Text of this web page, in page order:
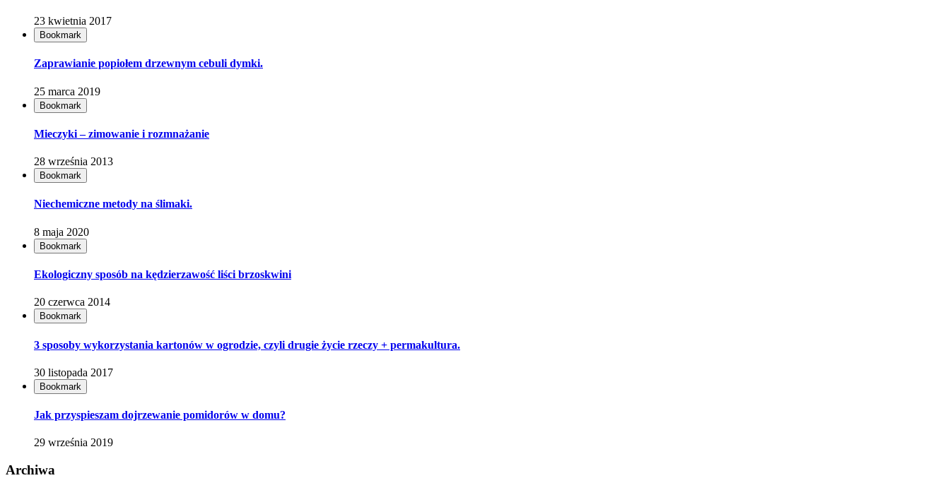
23 kwietnia 2017
Bookmark
Zaprawianie popiołem drzewnym cebuli dymki.
25 marca 2019
Bookmark
Mieczyki – zimowanie i rozmnażanie
28 września 2013
Bookmark
Niechemiczne metody na ślimaki.
8 maja 2020
Bookmark
Ekologiczny sposób na kędzierzawość liści brzoskwini
20 czerwca 2014
Bookmark
3 sposoby wykorzystania kartonów w ogrodzie, czyli drugie życie rzeczy + permakultura.
30 listopada 2017
Bookmark
Jak przyspieszam dojrzewanie pomidorów w domu?
29 września 2019
Archiwa